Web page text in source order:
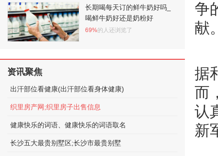
争
献
据
而
认
新
长期喝每天订的鲜牛奶好吗_
喝鲜牛奶好还是奶粉好
69%的人还浏览了
资讯聚焦
出汗部位看健康(出汗部位看身体健康)
织里房产网;织里房子出售信息
健康快乐的词语、健康快乐的词语取名
长沙五大最贵别墅区;长沙市最贵别墅